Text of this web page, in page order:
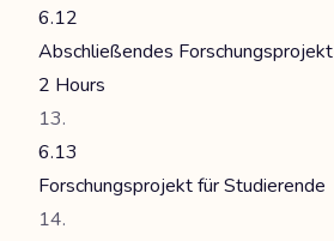
6.12
Abschließendes Forschungsprojekt
2 Hours
6.13
Forschungsprojekt für Studierende